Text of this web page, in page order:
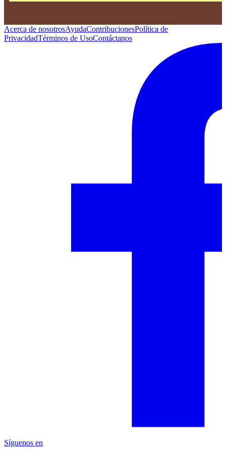
Acerca de nosotrosAyudaContribucionesPolítica de
PrivacidadTérminos de UsoContáctanos
Síguenos en